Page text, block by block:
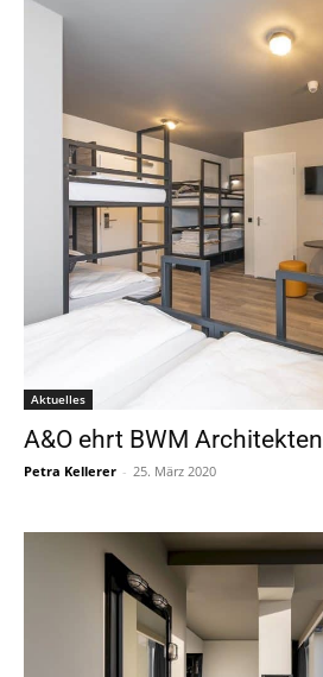
Aktuelles
A&O ehrt BWM Architekten
Petra Kellerer - 25. März 2020